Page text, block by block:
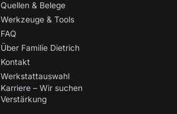
Quellen & Belege
Werkzeuge & Tools
FAQ
Über Familie Dietrich
Kontakt
Werkstattauswahl
Karriere – Wir suchen
Verstärkung